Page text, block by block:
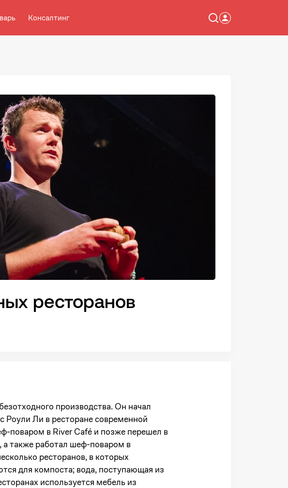
Консалтинг
ресторанов
производства. Он начал
Роули Ли в ресторане современной
поваром в River Café и позже перешел в
а также работал шеф-поваром в
ресторанов, в которых
для компоста; вода, поступающая из
используется мебель из